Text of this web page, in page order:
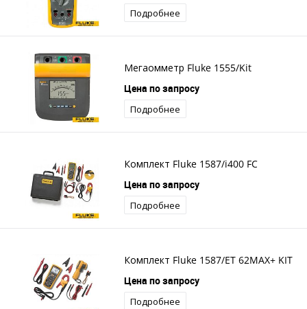
Подробнее
Мегаомметр Fluke 1555/Kit
Цена по запросу
Подробнее
Комплект Fluke 1587/i400 FC
Цена по запросу
Подробнее
Комплект Fluke 1587/ET 62MAX+ KIT
Цена по запросу
Подробнее